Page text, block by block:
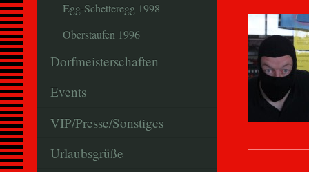
Egg-Schetteregg 1998
Oberstaufen 1996
Dorfmeisterschaften
Events
VIP/Presse/Sonstiges
Urlaubsgrüße